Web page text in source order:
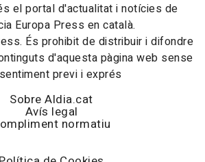
el portal d'actualitat i notícies de
Europa Press en català.
És prohibit de distribuir i difondre
d'aquesta pàgina web sense
previ i exprés
Sobre Aldia.cat
Avís legal
normatiu